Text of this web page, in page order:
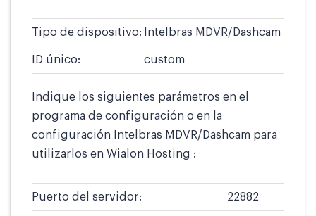
Tipo de dispositivo: Intelbras MDVR/Dashcam
ID único: custom
Indique los siguientes parámetros en el
programa de configuración o en la
configuración Intelbras MDVR/Dashcam para
utilizarlos en Wialon Hosting :
Puerto del servidor: 22882